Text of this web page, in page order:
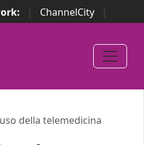
| ChannelCity
|
| Italian Channel
Italian Security
della telemedicina